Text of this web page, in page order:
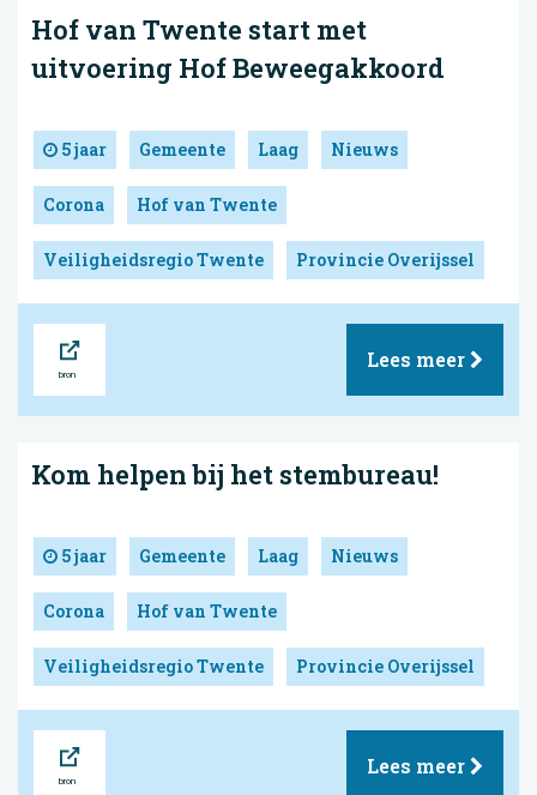
Hof van Twente start met
uitvoering Hof Beweegakkoord
5 jaar Gemeente Laag Nieuws
Corona Hof van Twente
Veiligheidsregio Twente Provincie Overijssel
Lees meer
Kom helpen bij het stembureau!
5 jaar Gemeente Laag Nieuws
Corona Hof van Twente
Veiligheidsregio Twente Provincie Overijssel
Lees meer